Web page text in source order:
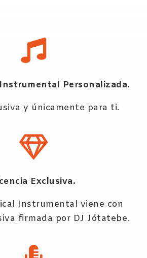
Personalizada.
y únicamente para ti.
Exclusiva.
Instrumental viene con
firmada por DJ Jótatebe.